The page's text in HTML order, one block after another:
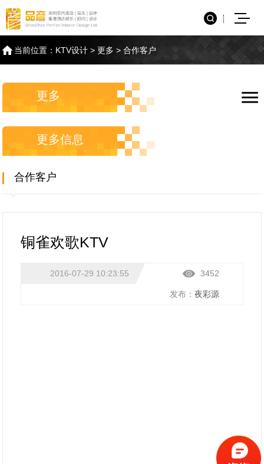
当前位置： KTV设计 >更多 >合作客户
更多
更多信息
合作客户
铜雀欢歌KTV
2016-07-29 10:23:55 3452
发布： 夜彩源